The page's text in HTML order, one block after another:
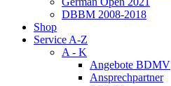
DBBM 2008-2018
Shop
Service A-Z
A - K
Angebote BDMV
Ansprechpartner